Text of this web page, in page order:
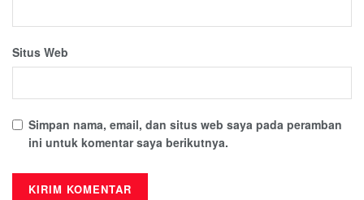
Situs Web
Simpan nama, email, dan situs web saya pada peramban
ini untuk komentar saya berikutnya.